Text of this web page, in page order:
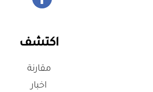
اكتشف
مقارنة
اخبار